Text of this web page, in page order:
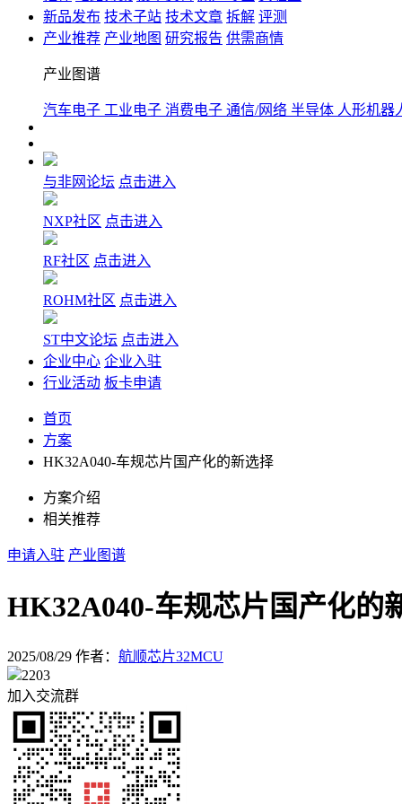
新品发布 技术子站 技术文章 拆解 评测
产业推荐 产业地图 研究报告 供需商情
产业图谱
汽车电子 工业电子 消费电子 通信/网络 半导体 人形机器
与非网论坛 点击进入
NXP社区 点击进入
RF社区 点击进入
ROHM社区 点击进入
ST中文论坛 点击进入
企业中心 企业入驻
行业活动 板卡申请
首页
方案
HK32A040-车规芯片国产化的新选择
方案介绍
相关推荐
申请入驻 产业图谱
HK32A040-车规芯片国产化的
2025/08/29 作者： 航顺芯片32MCU
2203
加入交流群